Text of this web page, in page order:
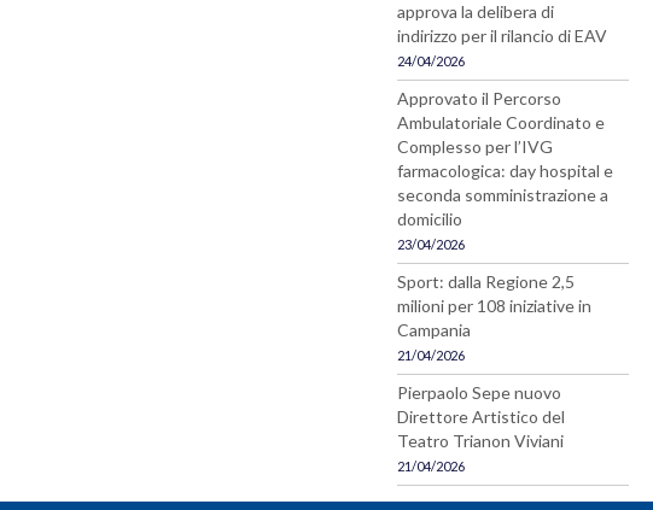
approva la delibera di
indirizzo per il rilancio di EAV
24/04/2026
Approvato il Percorso
Ambulatoriale Coordinato e
Complesso per l’IVG
farmacologica: day hospital e
seconda somministrazione a
domicilio
23/04/2026
Sport: dalla Regione 2,5
milioni per 108 iniziative in
Campania
21/04/2026
Pierpaolo Sepe nuovo
Direttore Artistico del
Teatro Trianon Viviani
21/04/2026